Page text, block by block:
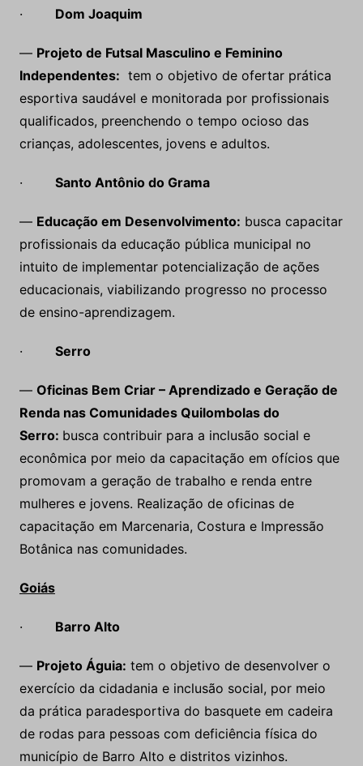
· Dom Joaquim
— Projeto de Futsal Masculino e Feminino
Independentes: tem o objetivo de ofertar prática
esportiva saudável e monitorada por profissionais
qualificados, preenchendo o tempo ocioso das
crianças, adolescentes, jovens e adultos.
· Santo Antônio do Grama
— Educação em Desenvolvimento: busca capacitar
profissionais da educação pública municipal no
intuito de implementar potencialização de ações
educacionais, viabilizando progresso no processo
de ensino-aprendizagem.
· Serro
— Oficinas Bem Criar – Aprendizado e Geração de
Renda nas Comunidades Quilombolas do
Serro: busca contribuir para a inclusão social e
econômica por meio da capacitação em ofícios que
promovam a geração de trabalho e renda entre
mulheres e jovens. Realização de oficinas de
capacitação em Marcenaria, Costura e Impressão
Botânica nas comunidades.
Goiás
· Barro Alto
— Projeto Águia: tem o objetivo de desenvolver o
exercício da cidadania e inclusão social, por meio
da prática paradesportiva do basquete em cadeira
de rodas para pessoas com deficiência física do
município de Barro Alto e distritos vizinhos.